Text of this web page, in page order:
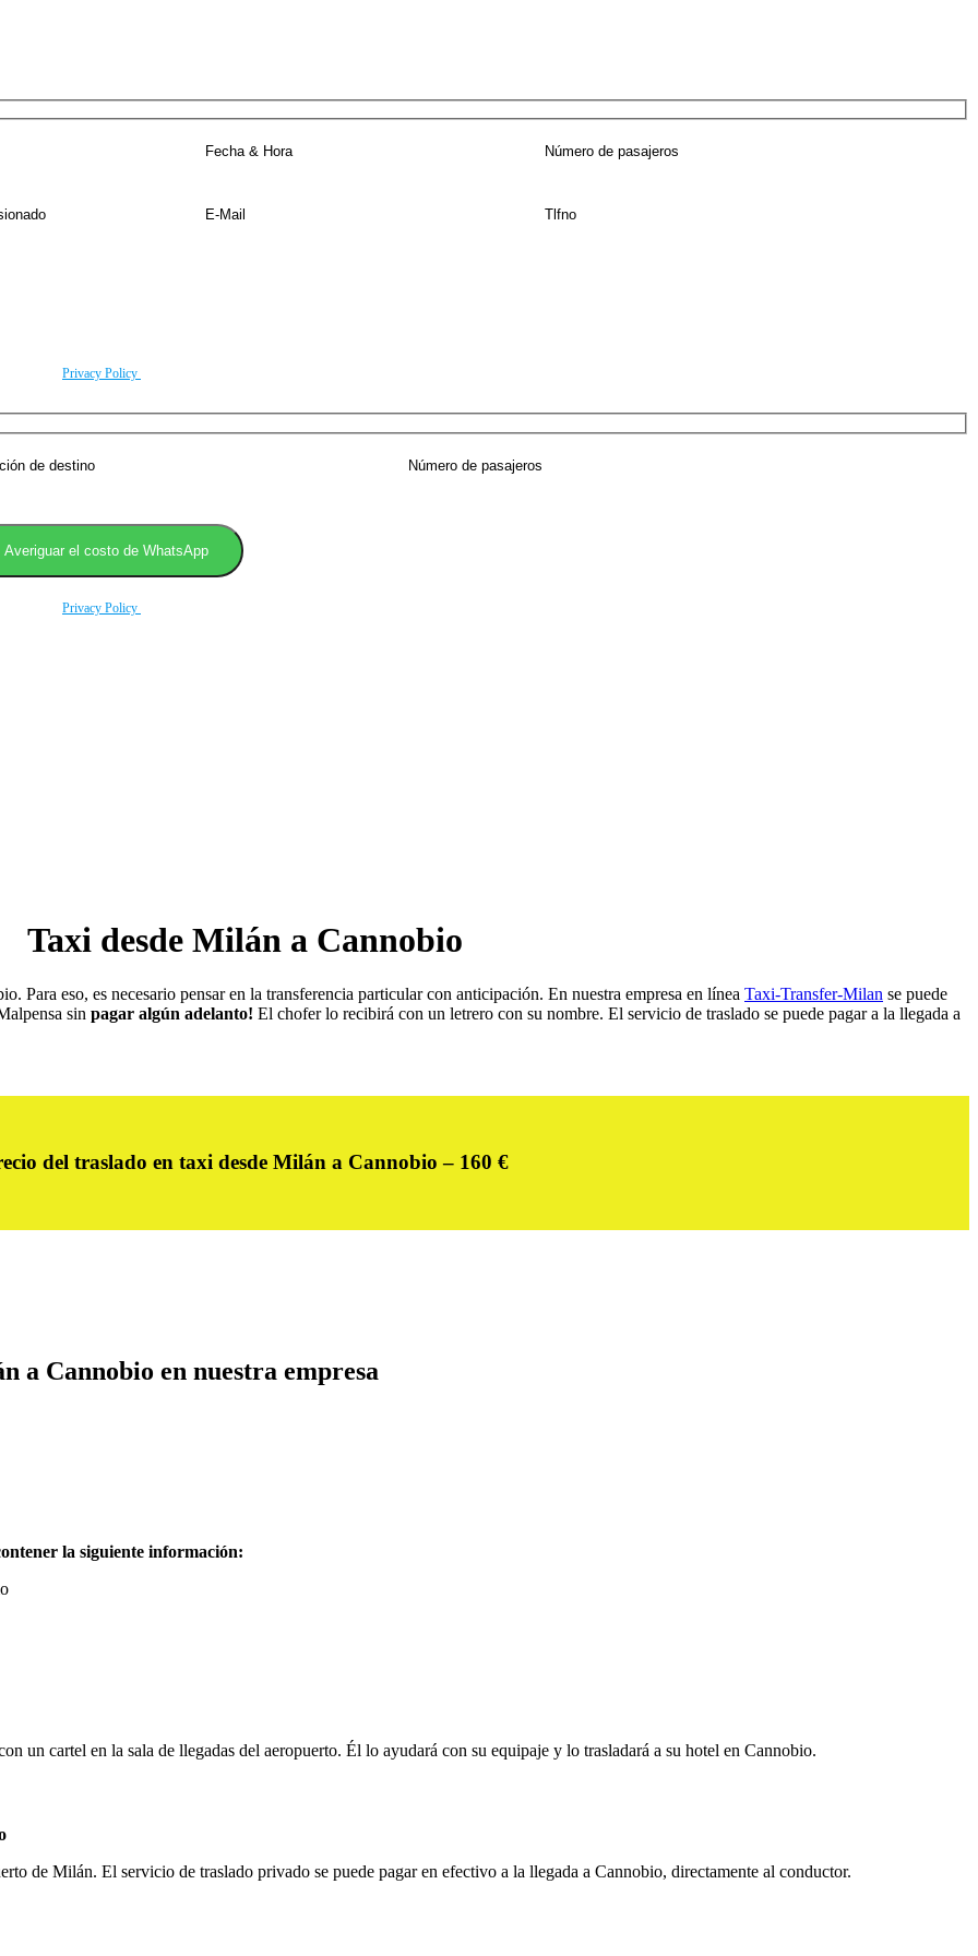
Privacy Policy
Privacy Policy
Taxi desde Milán a Cannobio
Para eso, es necesario pensar en la transferencia particular con anticipación. En nuestra empresa en línea Taxi-Transfer-Milan se puede
sin pagar algún adelanto! El chofer lo recibirá con un letrero con su nombre. El servicio de traslado se puede pagar a la llegada a
del traslado en taxi desde Milán a Cannobio – 160 €
a Cannobio en nuestra empresa
la siguiente información:
un cartel en la sala de llegadas del aeropuerto. Él lo ayudará con su equipaje y lo trasladará a su hotel en Cannobio.
de Milán. El servicio de traslado privado se puede pagar en efectivo a la llegada a Cannobio, directamente al conductor.